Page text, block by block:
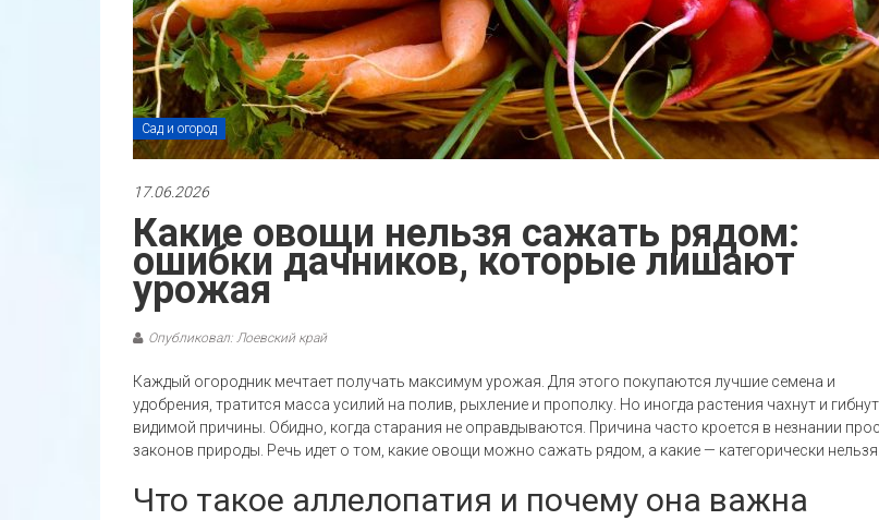
Сад и огород
17.06.2026
Какие овощи нельзя сажать рядом:
ошибки дачников, которые лишают
урожая
Опубликовал: Лоевский край
Каждый огородник мечтает получать максимум урожая. Для этого покупаются лучшие семена и
удобрения, тратится масса усилий на полив, рыхление и прополку. Но иногда растения чахнут и
видимой причины. Обидно, когда старания не оправдываются. Причина часто кроется в незнании
законов природы. Речь идет о том, какие овощи можно сажать рядом, а какие — категорически нельзя.
Что такое аллелопатия и почему она важна